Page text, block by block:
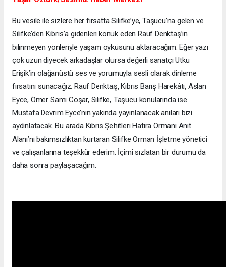
Bu vesile ile sizlere her fırsatta Silifke’ye, Taşucu’na gelen ve
Silifke’den Kıbrıs’a gidenleri konuk eden Rauf Denktaş’ın
bilinmeyen yönleriyle yaşam öyküsünü aktaracağım. Eğer yazı
çok uzun diyecek arkadaşlar olursa değerli sanatçı Utku
Erişik’in olağanüstü ses ve yorumuyla sesli olarak dinleme
fırsatını sunacağız. Rauf Denktaş, Kıbrıs Barış Harekâtı, Aslan
Eyce, Ömer Sami Coşar, Silifke, Taşucu konularında ise
Mustafa Devrim Eyce’nin yakında yayınlanacak anıları bizi
aydınlatacak. Bu arada Kıbrıs Şehitleri Hatıra Ormanı Anıt
Alanı’nı bakımsızlıktan kurtaran Silifke Orman İşletme yönetici
ve çalışanlarına teşekkür ederim. İçimi sızlatan bir durumu da
daha sonra paylaşacağım.